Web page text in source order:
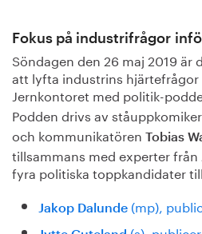
Fokus på industrifrågor
Söndagen den 26 maj 2019 är
att lyfta industrins
Jernkontoret med politik-
Podden drivs av
och kommunikatören Tobias
tillsammans med experter
fyra politiska toppkandidater
Jakop Dalunde(mp),